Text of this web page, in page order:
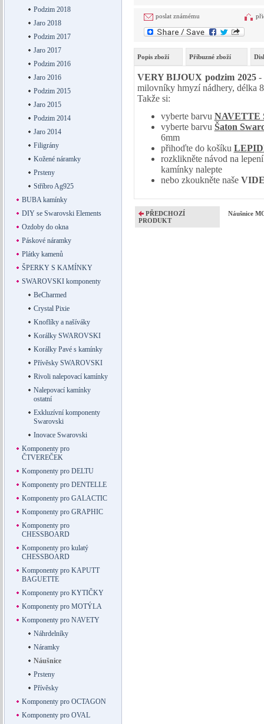
Podzim 2018
Jaro 2018
Podzim 2017
Jaro 2017
Podzim 2016
Jaro 2016
Podzim 2015
Jaro 2015
Podzim 2014
Jaro 2014
Filigrány
Kožené náramky
Prsteny
Stříbro Ag925
BUBA kamínky
DIY se Swarovski Elements
Ozdoby do okna
Páskové náramky
Plátky kamenů
ŠPERKY S KAMÍNKY
SWAROVSKI komponenty
BeCharmed
Crystal Pixie
Knoflíky a našíváky
Korálky SWAROVSKI
Korálky Pavé s kamínky
Přívěsky SWAROVSKI
Rivoli nalepovací kamínky
Nalepovací kamínky
ostatní
Exkluzívní komponenty
Swarovski
Inovace Swarovski
Komponenty pro
ČTVEREČEK
Komponenty pro DELTU
Komponenty pro DENTELLE
Komponenty pro GALACTIC
Komponenty pro GRAPHIC
Komponenty pro
CHESSBOARD
Komponenty pro kulatý
CHESSBOARD
Komponenty pro KAPUTT
BAGUETTE
Komponenty pro KYTIČKY
Komponenty pro MOTÝLA
Komponenty pro NAVETY
Náhrdelníky
Náramky
Náušnice
Prsteny
Přívěsky
Komponenty pro OCTAGON
Komponenty pro OVAL
poslat známému
Popis zboží Příbuzné zboží
VERY BIJOUX podzim 2025-
milovníky hmyzí nádhery, délka
Takže si:
vyberte barvu NAVETTE
vyberte barvu Šaton
6mm
přihoďte do košíku
rozklikněte návod na
kamínky nalepte
nebo zkoukněte naše
PŘEDCHOZÍ
PRODUKT
Náušnice